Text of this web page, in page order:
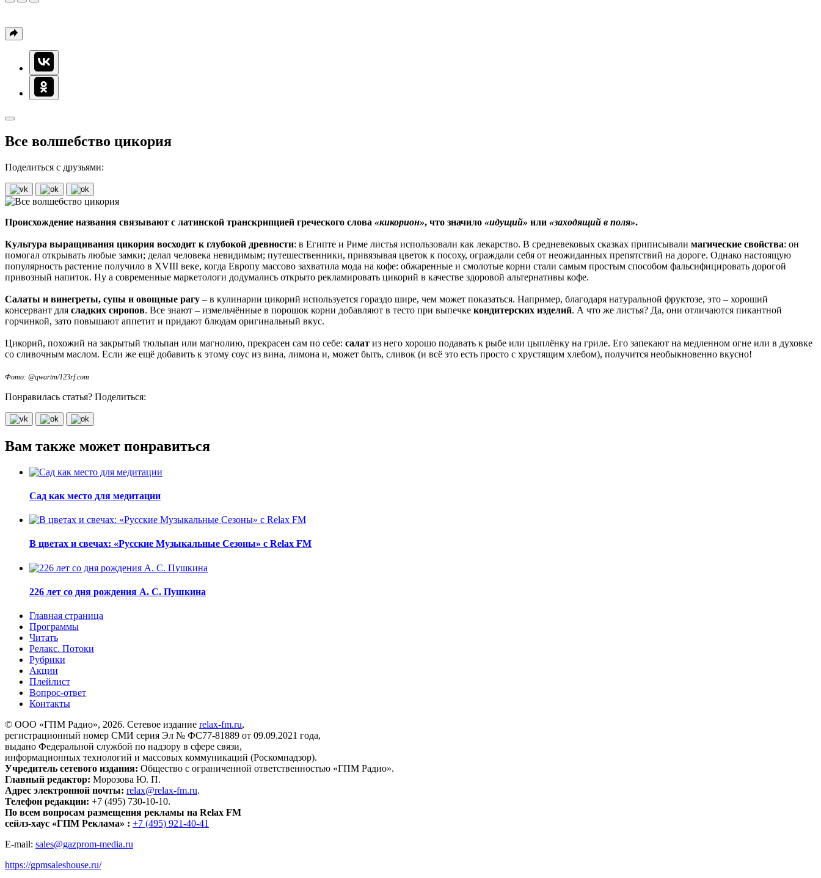
Все волшебство цикория
Поделиться с друзьями:
Происхождение названия связывают с латинской транскрипцией греческого слова «кикорион», что значило «идущий» или «заходящий в поля».
Культура выращивания цикория восходит к глубокой древности: в Египте и Риме листья использовали как лекарство. В средневековых сказках приписывали магические свойства: он
помогал открывать любые замки; делал человека невидимым; путешественники, привязывая цветок к посоху, ограждали себя от неожиданных препятствий на дороге. Однако настоящую
популярность растение получило в XVIII веке, когда Европу массово захватила мода на кофе: обжаренные и смолотые корни стали самым простым способом фальсифицировать дорогой
привозный напиток. Ну а современные маркетологи додумались открыто рекламировать цикорий в качестве здоровой альтернативы кофе.
Салаты и винегреты, супы и овощные рагу – в кулинарии цикорий используется гораздо шире, чем может показаться. Например, благодаря натуральной фруктозе, это – хороший
консервант для сладких сиропов. Все знают – измельчённые в порошок корни добавляют в тесто при выпечке кондитерских изделий. А что же листья? Да, они отличаются пикантной
горчинкой, зато повышают аппетит и придают блюдам оригинальный вкус.
Цикорий, похожий на закрытый тюльпан или магнолию, прекрасен сам по себе: салат из него хорошо подавать к рыбе или цыплёнку на гриле. Его запекают на медленном огне или в духовке
со сливочным маслом. Если же ещё добавить к этому соус из вина, лимона и, может быть, сливок (и всё это есть просто с хрустящим хлебом), получится необыкновенно вкусно!
Фото: @qwartm/123rf.com
Понравилась статья? Поделиться:
Вам также может понравиться
Сад как место для медитации
В цветах и свечах: «Русские Музыкальные Сезоны» с Relax FM
226 лет со дня рождения А. С. Пушкина
Главная страница
Программы
Читать
Релакс. Потоки
Рубрики
Акции
Плейлист
Вопрос-ответ
Контакты
© ООО «ГПМ Радио», 2026. Сетевое издание relax-fm.ru,
регистрационный номер СМИ серия Эл № ФС77-81889 от 09.09.2021 года,
выдано Федеральной службой по надзору в сфере связи,
информационных технологий и массовых коммуникаций (Роскомнадзор).
Учредитель сетевого издания: Общество с ограниченной ответственностью «ГПМ Радио».
Главный редактор: Морозова Ю. П.
Адрес электронной почты: relax@relax-fm.ru.
Телефон редакции: +7 (495) 730-10-10.
По всем вопросам размещения рекламы на Relax FM
сейлз-хаус «ГПМ Реклама» : +7 (495) 921-40-41
E-mail: sales@gazprom-media.ru
https://gpmsaleshouse.ru/